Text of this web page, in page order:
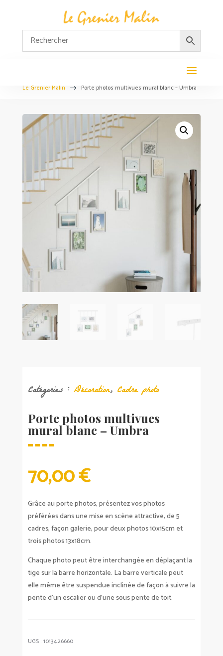
Le Grenier Malin $ Porte photos multivues mural blanc – Umbra
Catégories : Décoration, Cadre photo
Porte photos multivues
mural blanc – Umbra
70,00€
Grâce au porte photos, présentez vos photos
préférées dans une mise en scène attractive, de 5
cadres, façon galerie, pour deux photos 10x15cm et
trois photos 13x18cm.
Chaque photo peut être interchangée en déplaçant la
tige sur la barre horizontale. La barre verticale peut
elle même être suspendue inclinée de façon à suivre la
pente d’un escalier ou d’une sous pente de toit.
UGS : 1013426660